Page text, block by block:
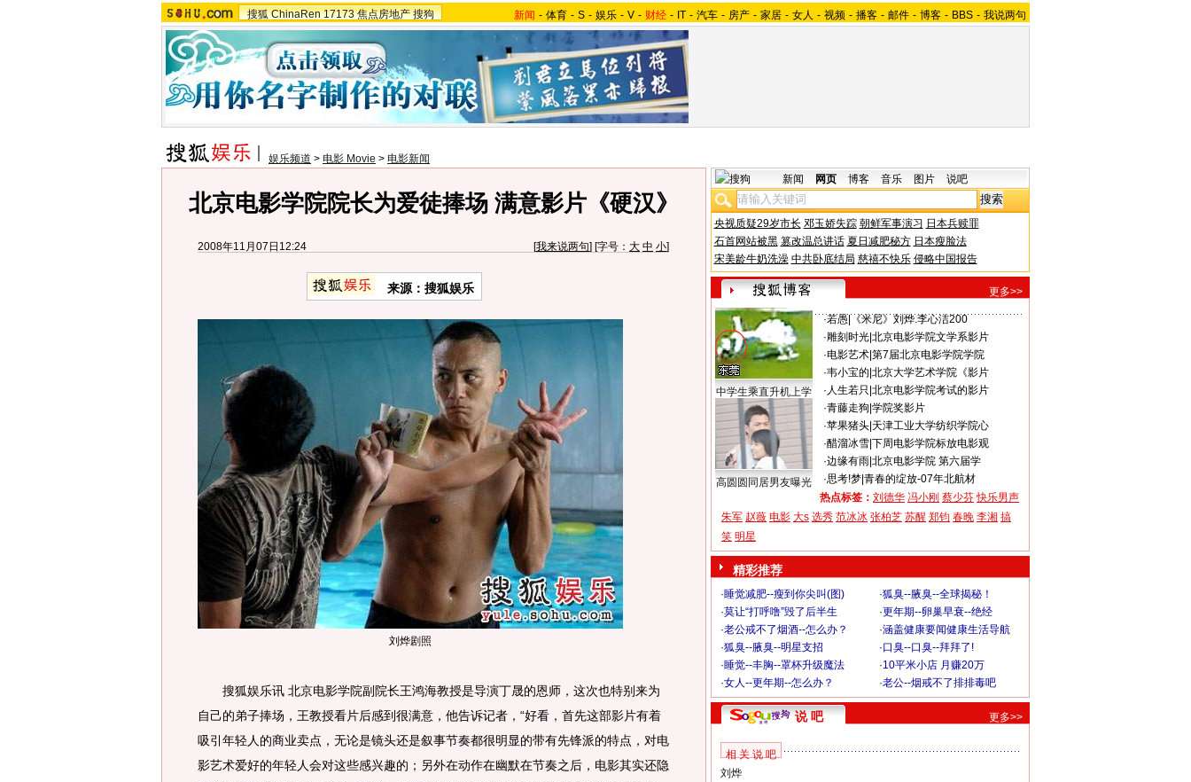
搜狐 ChinaRen 17173 焦点房地产 搜狗 新闻 - 体育 - S - 娱乐 - V - 财经 - IT - 汽车 - 房产 - 家居 - 女人 - 视频 - 播客 - 邮件 - 博客 - BBS - 我说两句
娱乐频道 > 电影 Movie > 电影新闻
北京电影学院院长为爱徒捧场 满意影片《硬汉》
2008年11月07日12:24 [我来说两句] [字号： 大 中 小]
来源：搜狐娱乐
刘烨剧照
搜狐娱乐讯 北京电影学院副院长王鸿海教授是导演丁晟的恩师，这次也特别来为
自己的弟子捧场，王教授看片后感到很满意，他告诉记者，“好看，首先这部影片有着
吸引年轻人的商业卖点，无论是镜头还是叙事节奏都很明显的带有先锋派的特点，对电
影艺术爱好的年轻人会对这些感兴趣的；另外在动作在幽默在节奏之后，电影其实还隐
新闻 网页 博客 音乐 图片 说吧
央视质疑29岁市长 邓玉娇失踪 朝鲜军事演习 日本兵赎罪
石首网站被黑 篡改温总讲话 夏日减肥秘方 日本瘦脸法
宋美龄牛奶洗澡 中共卧底结局 慈禧不快乐 侵略中国报告
更多>>
中学生乘直升机上学
高圆圆同居男友曝光
·若愚
《米尼》刘烨.李心洁200
·雕刻时光| 北京电影学院文学系影片
·电影艺术| 第7届北京电影学院学院
·韦小宝的 北京大学艺术学院《影片
· 人生若只 北京电影学院考试的影片
·青藤走狗 学院奖影片
·苹果猪头| 天津工业大学纺织学院心
·醋溜冰雪| 下周电影学院标放电影观
·边缘有雨| 北京电影学院 第六届学
·思考!梦| 青春的绽放-07年北航材
热点标签： 刘德华 冯小刚 蔡少芬 快乐男声
朱军 赵薇 电影 大s 选秀 范冰冰 张柏芝 苏醒 郑钧 春晚 李湘 搞
笑 明星
精彩推荐
·睡觉减肥--瘦到你尖叫(图) ·狐臭--腋臭--全球揭秘！
·莫让“打呼噜”毁了后半生 ·更年期--卵巢早衰--绝经
·老公戒不了烟酒--怎么办？ ·涵盖健康要闻健康生活导航
·狐臭--腋臭--明星支招 ·口臭--口臭--拜拜了!
·睡觉--丰胸--罩杯升级魔法 ·10平米小店 月赚20万
·女人--更年期--怎么办？ ·老公--烟戒不了排排毒吧
说 吧 更多>>
相 关 说 吧
刘烨